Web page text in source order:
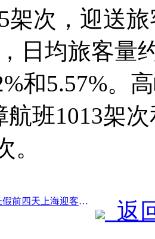
架次，迎送
日均旅客量
和5.57%。
航班1013架
。
前一篇：中秋国庆长假前四天上海迎客逾1511万人次，同比增长超两成
返